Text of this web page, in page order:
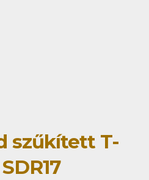
szűkített T-